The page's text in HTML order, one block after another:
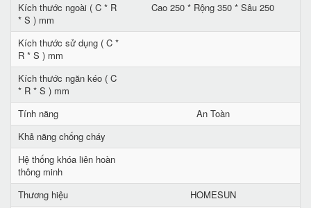
Kích thước ngoài ( C * R
* S ) mm
Cao 250 * Rộng 350 * Sâu 250
Kích thước sử dụng ( C *
R * S ) mm
Kích thước ngăn kéo ( C
* R * S ) mm
Tính năng
An Toàn
Khả năng chống cháy
Hệ thống khóa liên hoàn
thông minh
Thương hiệu
HOMESUN